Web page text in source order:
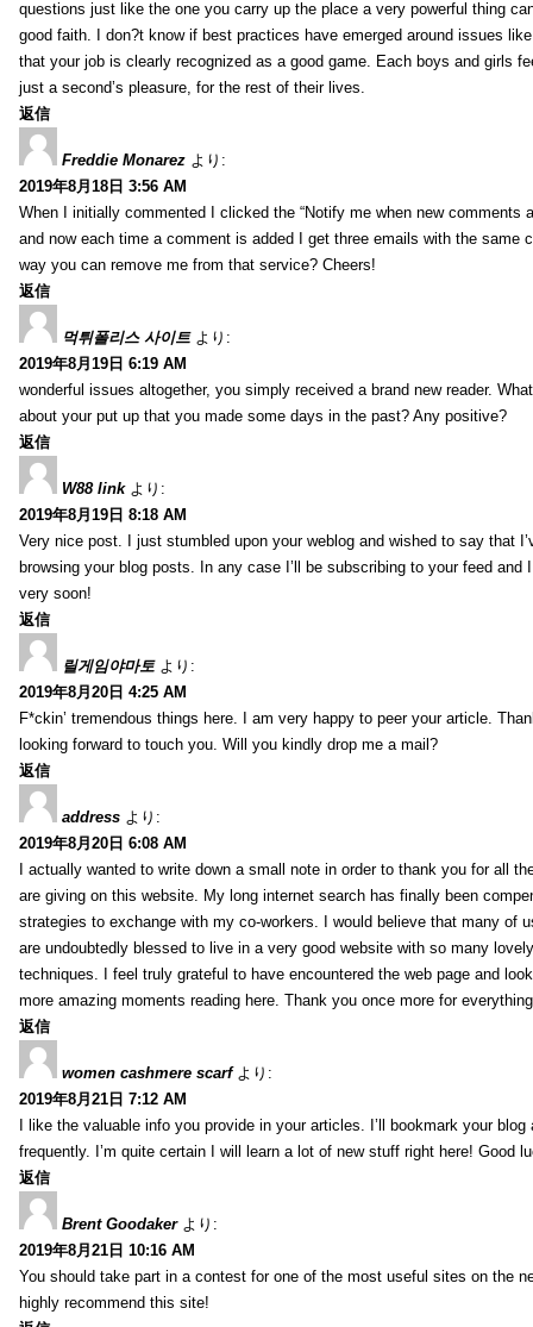
questions just like the one you carry up the place a very powerful thing
good faith. I don?t know if best practices have emerged around issues
that your job is clearly recognized as a good game. Each boys and girls
just a second’s pleasure, for the rest of their lives.
返信
Freddie Monarez より:
2019年8月18日 3:56 AM
When I initially commented I clicked the “Notify me when new comments
and now each time a comment is added I get three emails with the same
way you can remove me from that service? Cheers!
返信
먹튀폴리스 사이트 より:
2019年8月19日 6:19 AM
wonderful issues altogether, you simply received a brand new reader.
about your put up that you made some days in the past? Any positive?
返信
W88 link より:
2019年8月19日 8:18 AM
Very nice post. I just stumbled upon your weblog and wished to say that
browsing your blog posts. In any case I’ll be subscribing to your feed and
very soon!
返信
릴게임야마토 より:
2019年8月20日 4:25 AM
F*ckin’ tremendous things here. I am very happy to peer your article.
looking forward to touch you. Will you kindly drop me a mail?
返信
address より:
2019年8月20日 6:08 AM
I actually wanted to write down a small note in order to thank you for all
are giving on this website. My long internet search has finally been
strategies to exchange with my co-workers. I would believe that many of
are undoubtedly blessed to live in a very good website with so many
techniques. I feel truly grateful to have encountered the web page and
more amazing moments reading here. Thank you once more for
返信
women cashmere scarf より:
2019年8月21日 7:12 AM
I like the valuable info you provide in your articles. I’ll bookmark your blog
frequently. I’m quite certain I will learn a lot of new stuff right here! Good
返信
Brent Goodaker より:
2019年8月21日 10:16 AM
You should take part in a contest for one of the most useful sites on the
highly recommend this site!